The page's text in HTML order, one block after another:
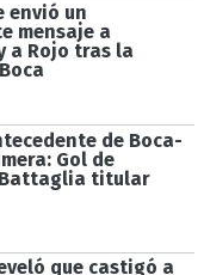
envió un
mensaje a
a Rojo tras la
de Boca-
Gol de
Battaglia titular
que castigó a